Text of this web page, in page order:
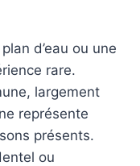
d’eau ou une
rare.
largement
représente
présents.
ou